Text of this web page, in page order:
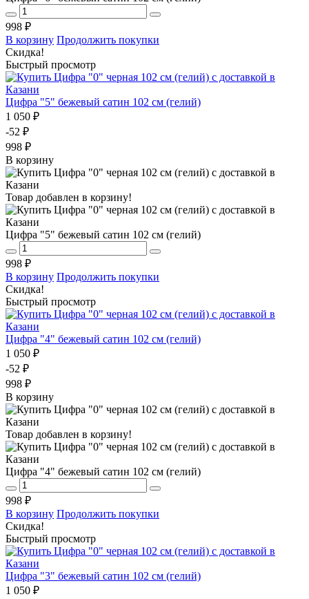
998 ₽
В корзину Продолжить покупки
Скидка!
Быстрый просмотр
Цифра "5" бежевый сатин 102 см (гелий)
1 050 ₽
-52 ₽
998 ₽
В корзину
Товар добавлен в корзину!
Цифра "5" бежевый сатин 102 см (гелий)
998 ₽
В корзину Продолжить покупки
Скидка!
Быстрый просмотр
Цифра "4" бежевый сатин 102 см (гелий)
1 050 ₽
-52 ₽
998 ₽
В корзину
Товар добавлен в корзину!
Цифра "4" бежевый сатин 102 см (гелий)
998 ₽
В корзину Продолжить покупки
Скидка!
Быстрый просмотр
Цифра "3" бежевый сатин 102 см (гелий)
1 050 ₽